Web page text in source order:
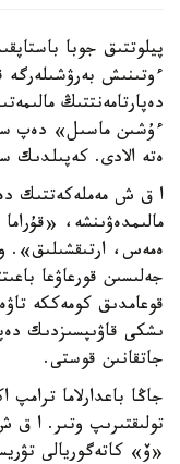
پيلوتتىق جوبا
ءوتىنىش بەرۋشىلەرگە
دەپارتامەنتتىڭ
ءۇشىن ماسىل» دەپ
ەتە الادى. كەپىلدىك
ا ق ش مەملەكەتتىك
مالىمدەۋىنشە،
ەمەس، ارتىقشىلىق».
جەلىسىن قورعاۋعا
قوعامدىق كومەككە
ىشكى قاۋىپسىزدىك
جاتقانىن قوستى.
جاڭا باعدارلاما
تولىقتىرىپ وتىر. ا ق
«ۆ» كاتەگوريالى